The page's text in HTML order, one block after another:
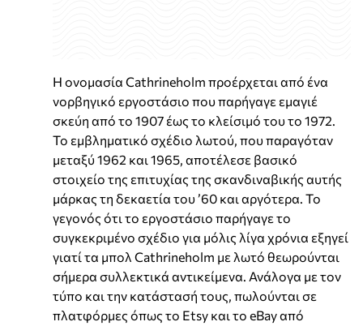
Η ονομασία Cathrineholm προέρχεται από ένα
νορβηγικό εργοστάσιο που παρήγαγε εμαγιέ
σκεύη από το 1907 έως το κλείσιμό του το 1972.
Το εμβληματικό σχέδιο λωτού, που παραγόταν
μεταξύ 1962 και 1965, αποτέλεσε βασικό
στοιχείο της επιτυχίας της σκανδιναβικής αυτής
μάρκας τη δεκαετία του ’60 και αργότερα. Το
γεγονός ότι το εργοστάσιο παρήγαγε το
συγκεκριμένο σχέδιο για μόλις λίγα χρόνια εξηγεί
γιατί τα μπολ Cathrineholm με λωτό θεωρούνται
σήμερα συλλεκτικά αντικείμενα. Ανάλογα με τον
τύπο και την κατάστασή τους, πωλούνται σε
πλατφόρμες όπως το Etsy και το eBay από